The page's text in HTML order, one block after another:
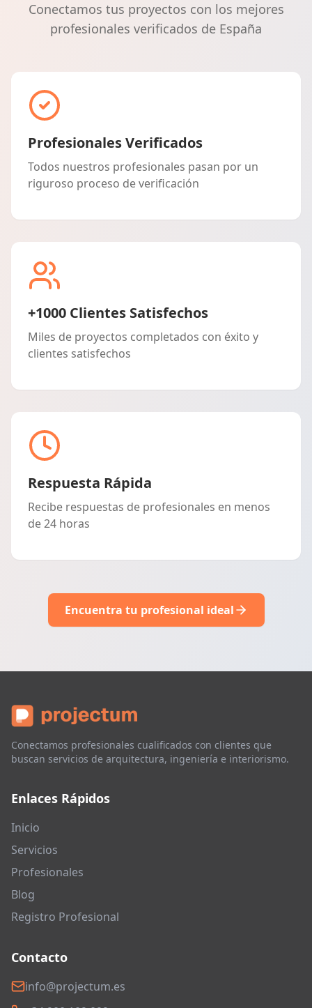
Conectamos tus proyectos con los mejores
profesionales verificados de España
Profesionales Verificados
Todos nuestros profesionales pasan por un
riguroso proceso de verificación
+1000 Clientes Satisfechos
Miles de proyectos completados con éxito y
clientes satisfechos
Respuesta Rápida
Recibe respuestas de profesionales en menos
de 24 horas
Encuentra tu profesional ideal
Conectamos profesionales cualificados con clientes que
buscan servicios de arquitectura, ingeniería e interiorismo.
Enlaces Rápidos
Inicio
Servicios
Profesionales
Blog
Registro Profesional
Contacto
info@projectum.es